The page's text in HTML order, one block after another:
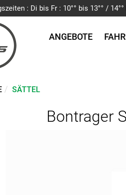
: Di bis Fr : 10°° bis 13°° /
ANGEBOTE
SÄTTEL
Bontrager